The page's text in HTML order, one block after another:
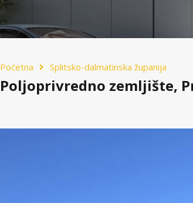
Poćetna Splitsko-dalmatinska županija
Poljoprivredno zemljište,